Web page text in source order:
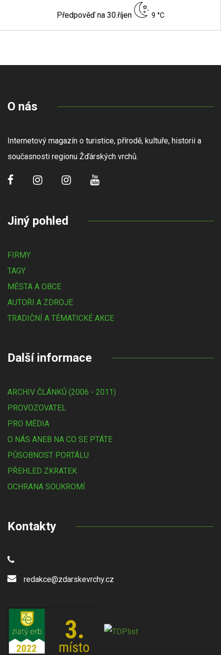
Předpověď na 30.říjen 9 °C
O nás
Internetový magazín o turistice, přírodě, kultuře, historii a
současnosti regionu Žďárských vrchů.
Jiný pohled
FIRMY
TAGY
MĚSTA A OBCE
AUTOŘI A ZDROJE
TRADIČNÍ A TÉMATICKÉ AKCE
Další informace
ARCHIV ČLÁNKŮ (2006 - 2011)
PROVOZOVATEL
PRO MÉDIA
O NÁS ANEB NA CO SE PTÁTE
PŮSOBNOST PORTÁLU
PŘEHLED ZKRATEK
OCHRANA SOUKROMÍ
Kontakty
redakce@zdarskevrchy.cz